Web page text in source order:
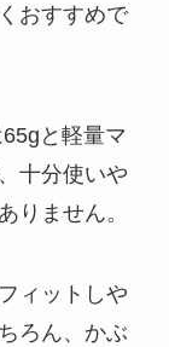
おすすめで
と軽量マ
十分使いや
りません。
ィットしや
ろん、かぶ